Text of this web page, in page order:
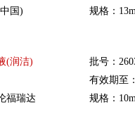
国)
规格：
(润洁)
福瑞达
批号：
有效期至
规格：